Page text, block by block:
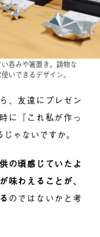
呑みや箸置き。鋳物な
いできるデザイン。
、友達にプレゼン
に『これ私が作っ
ゃないですか。
の頃感じていたよ
味わえることが、
のではないかと考